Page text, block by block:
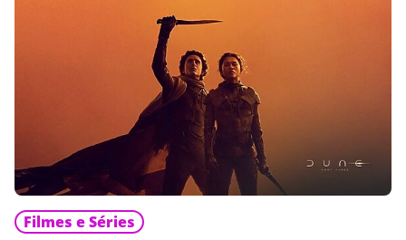
Filmes e Séries